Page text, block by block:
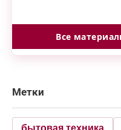
Все
Метки
бытовая техника